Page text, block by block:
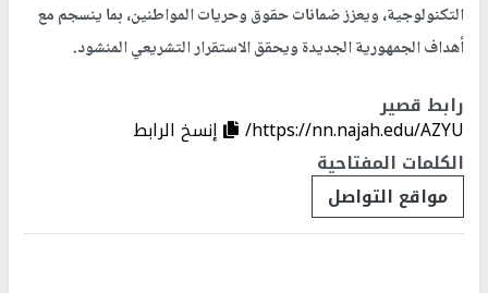
التكنولوجية، ويعزز ضمانات حقوق وحريات المواطنين، بما ينسجم مع
أهداف الجمهورية الجديدة ويحقق الاستقرار التشريعي المنشود.
رابط قصير
https://nn.najah.edu/AZYU/
إنسخ الرابط
الكلمات المفتاحية
مواقع التواصل